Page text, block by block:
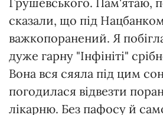
сказали, що під Нацбанком
важкопоранений. Я
дуже гарну "Інфініті"
Вона вся сяяла під цим
погодилася відвезти
лікарню. Без пафосу й